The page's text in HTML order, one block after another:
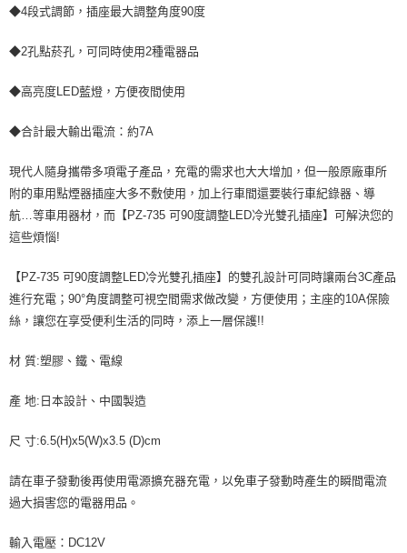
結帳頁面，進行簡訊認證並確認金額後，即可完成結帳。
３．收到繳費通知簡訊後14天內，點擊此簡訊中的連結，可透過四大超商／
購買商品的店家。未經商家同意取消之訂單仍視為有效，需透過AFTEE先享
※ 交易是否成功請以「AFTEE先享後付 」之結帳頁面顯示為準，若有關於
是否繳費成功／繳費後需取消欲退款等相關疑問，請聯繫「AFTEE先享後付
【注意事項】
易，需依本服務之必要範圍內提供個人資料，並將交易相關給付款項請求債
權轉讓予恩沛科技股份有限公司。
２．關於個人資料處理事宜，請瀏覽以下網址：
https://aftee.tw/terms/#terms3
任。
時審查核予不同之上限額度；若仍有額度不足之情形，本公司將視審查結果
５．嚴禁一人註冊多個帳號或使用他人資訊註冊。若發現惡意使用之情形，
恩沛科技股份有限公司將有權停止該用戶之使用額度並採取法律行動。
每筆NT$70，滿NT$490(含以上)免運費
付款後全家取貨 (運費70$)
每筆NT$70，滿NT$490(含以上)免運費
付款後萊爾富取貨 (運費70$)
每筆NT$70，滿NT$490(含以上)免運費
7-11取貨付款 (運費70$)
每筆NT$70，滿NT$490(含以上)免運費
每筆NT$70，滿NT$490(含以上)免運費
◆4段式調節，插座最大調整角度90度
◆2孔點菸孔，可同時使用2種電器品
◆高亮度LED藍燈，方便夜間使用
◆合計最大輸出電流：約7A
現代人隨身攜帶多項電子產品，充電的需求也大大增加，但一般原廠車所
附的車用點煙器插座大多不敷使用，加上行車間還要裝行車紀錄器、導
航…等車用器材，而【PZ-735 可90度調整LED冷光雙孔插座】可解決您的
這些煩惱!
【PZ-735 可90度調整LED冷光雙孔插座】的雙孔設計可同時讓兩台3C產品
進行充電；90°角度調整可視空間需求做改變，方便使用；主座的10A保險
絲，讓您在享受便利生活的同時，添上一層保護!!
材 質:塑膠、鐵、電線
產 地:日本設計、中國製造
尺 寸:6.5(H)x5(W)x3.5 (D)cm
請在車子發動後再使用電源擴充器充電，以免車子發動時產生的瞬間電流
過大損害您的電器用品。
輸入電壓：DC12V